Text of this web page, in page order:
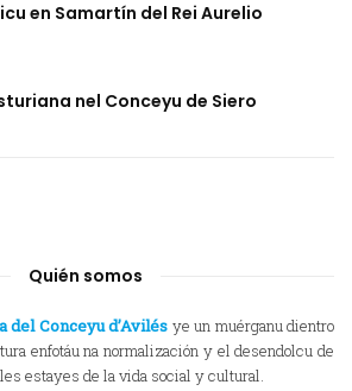
en Samartín del Rei Aurelio
nel Conceyu de Siero
Quién somos
del Conceyu d’Avilés ye un muérganu dientro
enfotáu na normalización y el desendolcu de
estayes de la vida social y cultural.